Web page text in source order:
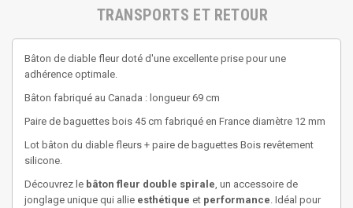
TRANSPORTS ET RETOUR
Bâton de diable fleur doté d'une excellente prise pour une
adhérence optimale.
Bâton fabriqué au Canada : longueur 69 cm
Paire de baguettes bois 45 cm fabriqué en France diamètre 12 mm
Lot bâton du diable fleurs + paire de baguettes Bois revêtement
silicone.
Découvrez le bâton fleur double spirale , un accessoire de
jonglage unique qui allie esthétique et performance . Idéal pour